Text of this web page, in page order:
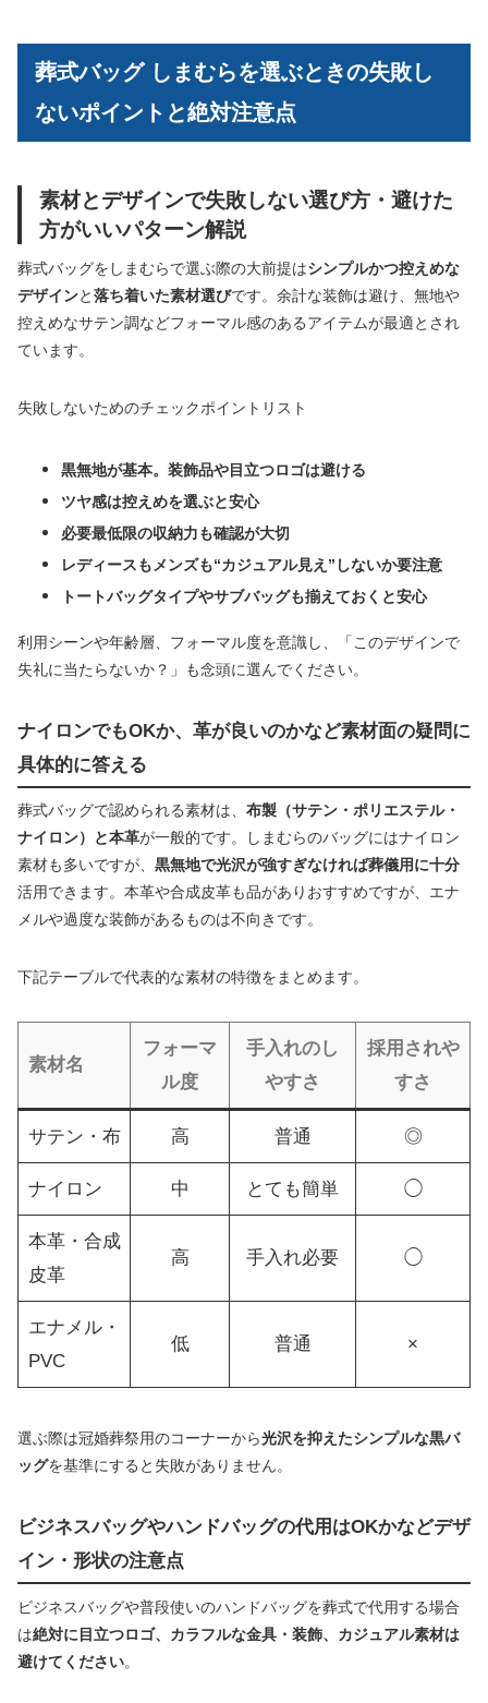
葬式バッグ しまむらを選ぶときの失敗し
ないポイントと絶対注意点
素材とデザインで失敗しない選び方・避けた
方がいいパターン解説
葬式バッグをしまむらで選ぶ際の大前提はシンプルかつ控えめな
デザインと落ち着いた素材選びです。余計な装飾は避け、無地や
控えめなサテン調などフォーマル感のあるアイテムが最適とされ
ています。
失敗しないためのチェックポイントリスト
黒無地が基本。装飾品や目立つロゴは避ける
ツヤ感は控えめを選ぶと安心
必要最低限の収納力も確認が大切
レディースもメンズも“カジュアル見え”しないか要注意
トートバッグタイプやサブバッグも揃えておくと安心
利用シーンや年齢層、フォーマル度を意識し、「このデザインで
失礼に当たらないか？」も念頭に選んでください。
ナイロンでもOKか、革が良いのかなど素材面の疑問に
具体的に答える
葬式バッグで認められる素材は、 布製（サテン・ポリエステル・
ナイロン）と本革が一般的です。しまむらのバッグにはナイロン
素材も多いですが、 黒無地で光沢が強すぎなければ葬儀用に十分
活用できます。本革や合成皮革も品がありおすすめですが、エナ
メルや過度な装飾があるものは不向きです。
下記テーブルで代表的な素材の特徴をまとめます。
素材名
フォーマ
ル度
手入れのし
やすさ
採用されや
すさ
サテン・布 高 普通 ◎
ナイロン 中 とても簡単 ◯
本革・合成
皮革
高 手入れ必要 ◯
エナメル・
PVC
低 普通 ×
選ぶ際は冠婚葬祭用のコーナーから光沢を抑えたシンプルな黒バ
ッグを基準にすると失敗がありません。
ビジネスバッグやハンドバッグの代用はOKかなどデザ
イン・形状の注意点
ビジネスバッグや普段使いのハンドバッグを葬式で代用する場合
は絶対に目立つロゴ、カラフルな金具・装飾、カジュアル素材は
避けてください。